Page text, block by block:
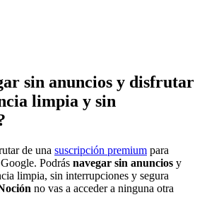
sin anuncios y disfrutar
limpia y sin
de una suscripción premium para
Podrás navegar sin anuncios y
limpia, sin interrupciones y segura
no vas a acceder a ninguna otra